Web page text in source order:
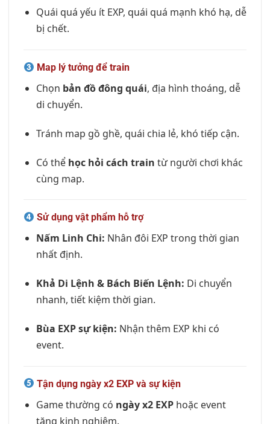
Quái quá yếu ít EXP, quái quá mạnh khó hạ, dễ
bị chết.
Map lý tưởng để train
Chọn bản đồ đông quái, địa hình thoáng, dễ
di chuyển.
Tránh map gồ ghề, quái chia lẻ, khó tiếp cận.
Có thể học hỏi cách train từ người chơi khác
cùng map.
Sử dụng vật phẩm hỗ trợ
Nấm Linh Chi: Nhân đôi EXP trong thời gian
nhất định.
Khả Di Lệnh & Bách Biến Lệnh: Di chuyển
nhanh, tiết kiệm thời gian.
Bùa EXP sự kiện: Nhận thêm EXP khi có
event.
Tận dụng ngày x2 EXP và sự kiện
Game thường có ngày x2 EXPhoặc event
tăng kinh nghiệm.